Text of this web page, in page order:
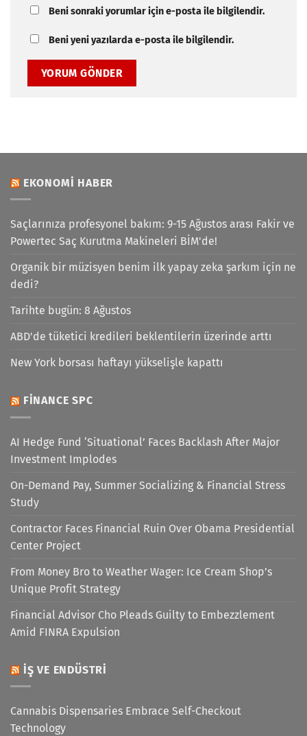
Beni sonraki yorumlar için e-posta ile bilgilendir.
Beni yeni yazılarda e-posta ile bilgilendir.
EKONOMI HABER
Saçlarınıza profesyonel bakım: 9-15 Ağustos arası Fakir ve
Powertec Saç Kurutma Makineleri BİM'de!
Organik bir müzisyen benim ilk yapay zeka şarkım için ne
dedi?
Tarihte bugün: 8 Ağustos
ABD'de tüketici kredileri beklentilerin üzerinde arttı
New York borsası haftayı yükselişle kapattı
FINANCE SPC
AI Hedge Fund ‘Situational’ Faces Backlash After Major
Investment Implodes
On-Demand Pay, Summer Socializing & Financial Stress
Study
Contractor Faces Financial Ruin Over Obama Presidential
Center Project
From Money Bro to Weather Wager: Ice Cream Shop’s
Unique Profit Strategy
Financial Advisor Cho Pleads Guilty to Embezzlement
Amid FINRA Expulsion
İŞ VE ENDÜSTRI
Cannabis Dispensaries Embrace Self-Checkout
Technology